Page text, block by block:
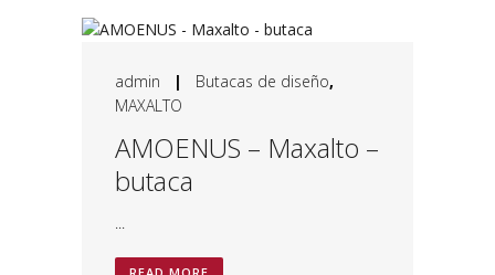
admin | Butacas de diseño,
MAXALTO
AMOENUS – Maxalto –
butaca
...